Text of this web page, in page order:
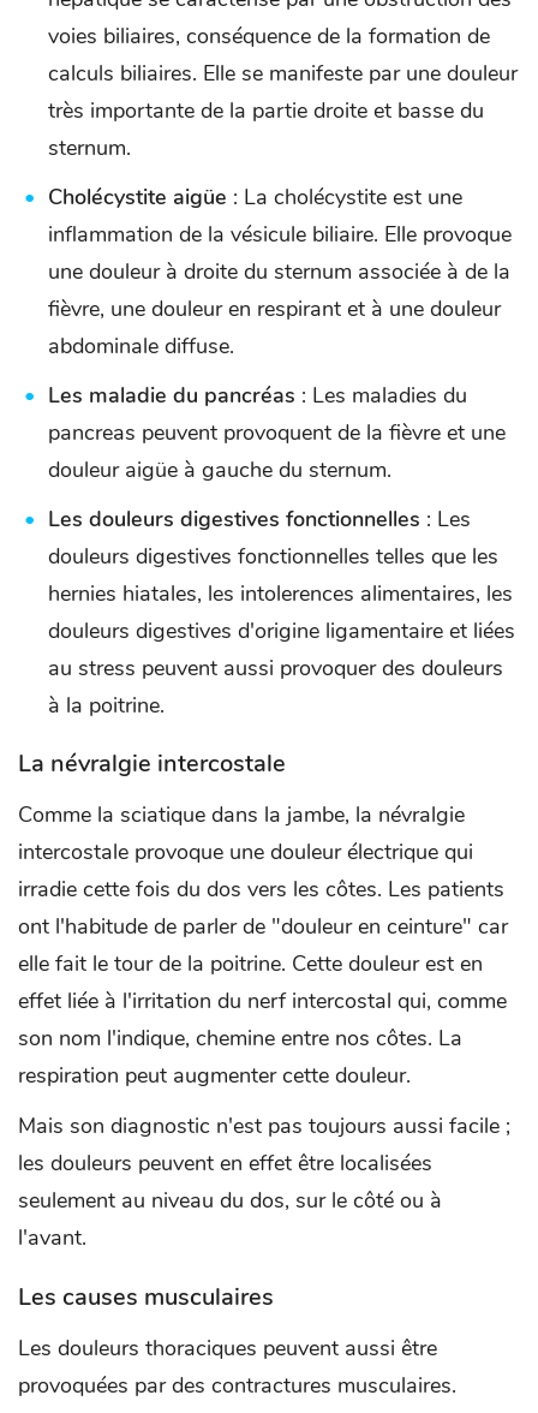
voies biliaires, conséquence de la formation de
calculs biliaires. Elle se manifeste par une douleur
très importante de la partie droite et basse du
sternum.
Cholécystite aigüe : La cholécystite est une
inflammation de la vésicule biliaire. Elle provoque
une douleur à droite du sternum associée à de la
fièvre, une douleur en respirant et à une douleur
abdominale diffuse.
Les maladie du pancréas : Les maladies du
pancreas peuvent provoquent de la fièvre et une
douleur aigüe à gauche du sternum.
Les douleurs digestives fonctionnelles : Les
douleurs digestives fonctionnelles telles que les
hernies hiatales, les intolerences alimentaires, les
douleurs digestives d'origine ligamentaire et liées
au stress peuvent aussi provoquer des douleurs
à la poitrine.
La névralgie intercostale
Comme la sciatique dans la jambe, la névralgie
intercostale provoque une douleur électrique qui
irradie cette fois du dos vers les côtes. Les patients
ont l'habitude de parler de "douleur en ceinture" car
elle fait le tour de la poitrine. Cette douleur est en
effet liée à l'irritation du nerf intercostal qui, comme
son nom l'indique, chemine entre nos côtes. La
respiration peut augmenter cette douleur.
Mais son diagnostic n'est pas toujours aussi facile ;
les douleurs peuvent en effet être localisées
seulement au niveau du dos, sur le côté ou à
l'avant.
Les causes musculaires
Les douleurs thoraciques peuvent aussi être
provoquées par des contractures musculaires.